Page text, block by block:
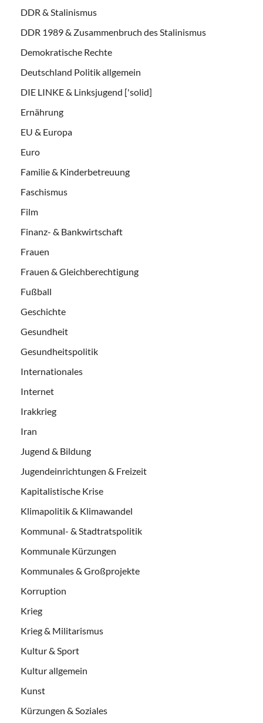
DDR & Stalinismus
DDR 1989 & Zusammenbruch des Stalinismus
Demokratische Rechte
Deutschland Politik allgemein
DIE LINKE & Linksjugend ['solid]
Ernährung
EU & Europa
Euro
Familie & Kinderbetreuung
Faschismus
Film
Finanz- & Bankwirtschaft
Frauen
Frauen & Gleichberechtigung
Fußball
Geschichte
Gesundheit
Gesundheitspolitik
Internationales
Internet
Irakkrieg
Iran
Jugend & Bildung
Jugendeinrichtungen & Freizeit
Kapitalistische Krise
Klimapolitik & Klimawandel
Kommunal- & Stadtratspolitik
Kommunale Kürzungen
Kommunales & Großprojekte
Korruption
Krieg
Krieg & Militarismus
Kultur & Sport
Kultur allgemein
Kunst
Kürzungen & Soziales